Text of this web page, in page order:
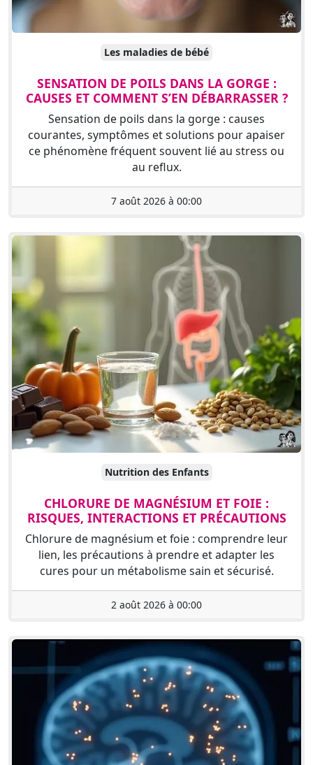
Les maladies de bébé
SENSATION DE POILS DANS LA GORGE :
CAUSES ET COMMENT S’EN DÉBARRASSER ?
Sensation de poils dans la gorge : causes
courantes, symptômes et solutions pour apaiser
ce phénomène fréquent souvent lié au stress ou
au reflux.
7 août 2026 à 00:00
Nutrition des Enfants
CHLORURE DE MAGNÉSIUM ET FOIE :
RISQUES, INTERACTIONS ET PRÉCAUTIONS
Chlorure de magnésium et foie : comprendre leur
lien, les précautions à prendre et adapter les
cures pour un métabolisme sain et sécurisé.
2 août 2026 à 00:00